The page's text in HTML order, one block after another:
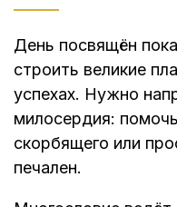
День посвящён
строить великие
успехах. Нужно
милосердия:
скорбящего или
печален.